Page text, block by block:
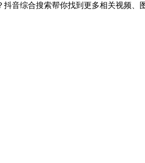
音综合搜索帮你找到更多相关视频